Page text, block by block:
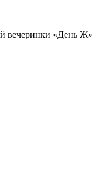
вечеринки «День Ж»